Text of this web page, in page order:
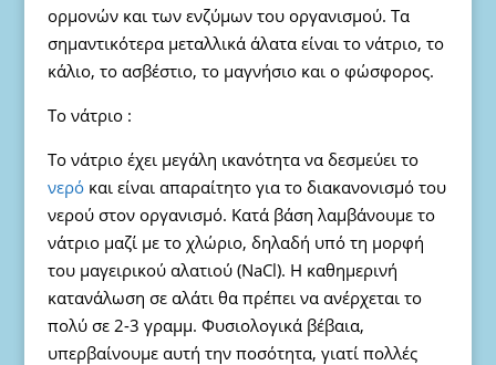
ορμονών και των ενζύμων του οργανισμού. Τα
σημαντικότερα μεταλλικά άλατα είναι το νάτριο, το
κάλιο, το ασβέστιο, το μαγνήσιο και ο φώσφορος.
Το νάτριο :
Το νάτριο έχει μεγάλη ικανότητα να δεσμεύει το
νερόκαι είναι απαραίτητο για το διακανονισμό του
νερού στον οργανισμό. Κατά βάση λαμβάνουμε το
νάτριο μαζί με το χλώριο, δηλαδή υπό τη μορφή
του μαγειρικού αλατιού (NaCl). Η καθημερινή
κατανάλωση σε αλάτι θα πρέπει να ανέρχεται το
πολύ σε 2-3 γραμμ. Φυσιολογικά βέβαια,
υπερβαίνουμε αυτή την ποσότητα, γιατί πολλές